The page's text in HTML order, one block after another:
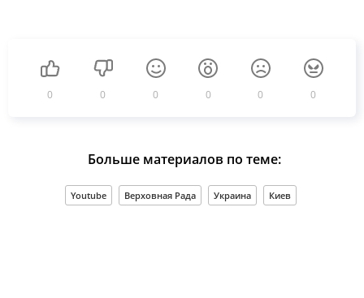
0 0 0 0 0 0
Больше материалов по теме:
Youtube Верховная Рада Украина Киев